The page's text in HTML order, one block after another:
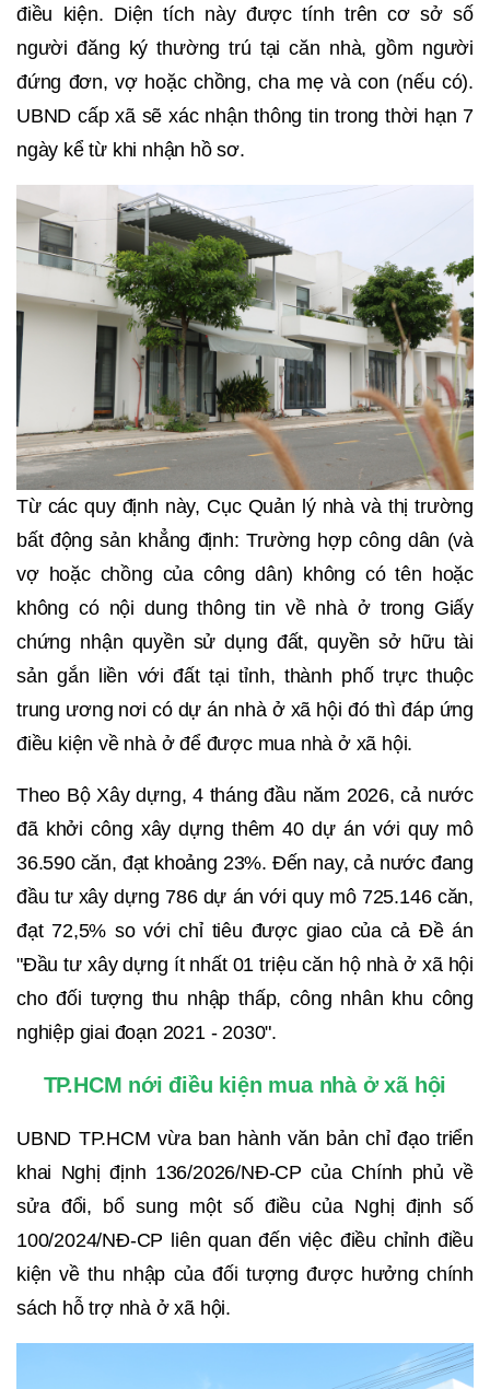
điều kiện. Diện tích này được tính trên cơ sở số
người đăng ký thường trú tại căn nhà, gồm người
đứng đơn, vợ hoặc chồng, cha mẹ và con (nếu có).
UBND cấp xã sẽ xác nhận thông tin trong thời hạn 7
ngày kể từ khi nhận hồ sơ.
Từ các quy định này, Cục Quản lý nhà và thị trường
bất động sản khẳng định: Trường hợp công dân (và
vợ hoặc chồng của công dân) không có tên hoặc
không có nội dung thông tin về nhà ở trong Giấy
chứng nhận quyền sử dụng đất, quyền sở hữu tài
sản gắn liền với đất tại tỉnh, thành phố trực thuộc
trung ương nơi có dự án nhà ở xã hội đó thì đáp ứng
điều kiện về nhà ở để được mua nhà ở xã hội.
Theo Bộ Xây dựng, 4 tháng đầu năm 2026, cả nước
đã khởi công xây dựng thêm 40 dự án với quy mô
36.590 căn, đạt khoảng 23%. Đến nay, cả nước đang
đầu tư xây dựng 786 dự án với quy mô 725.146 căn,
đạt 72,5% so với chỉ tiêu được giao của cả Đề án
"Đầu tư xây dựng ít nhất 01 triệu căn hộ nhà ở xã hội
cho đối tượng thu nhập thấp, công nhân khu công
nghiệp giai đoạn 2021 - 2030".
TP.HCM nới điều kiện mua nhà ở xã hội
UBND TP.HCM vừa ban hành văn bản chỉ đạo triển
khai Nghị định 136/2026/NĐ-CP của Chính phủ về
sửa đổi, bổ sung một số điều của Nghị định số
100/2024/NĐ-CP liên quan đến việc điều chỉnh điều
kiện về thu nhập của đối tượng được hưởng chính
sách hỗ trợ nhà ở xã hội.